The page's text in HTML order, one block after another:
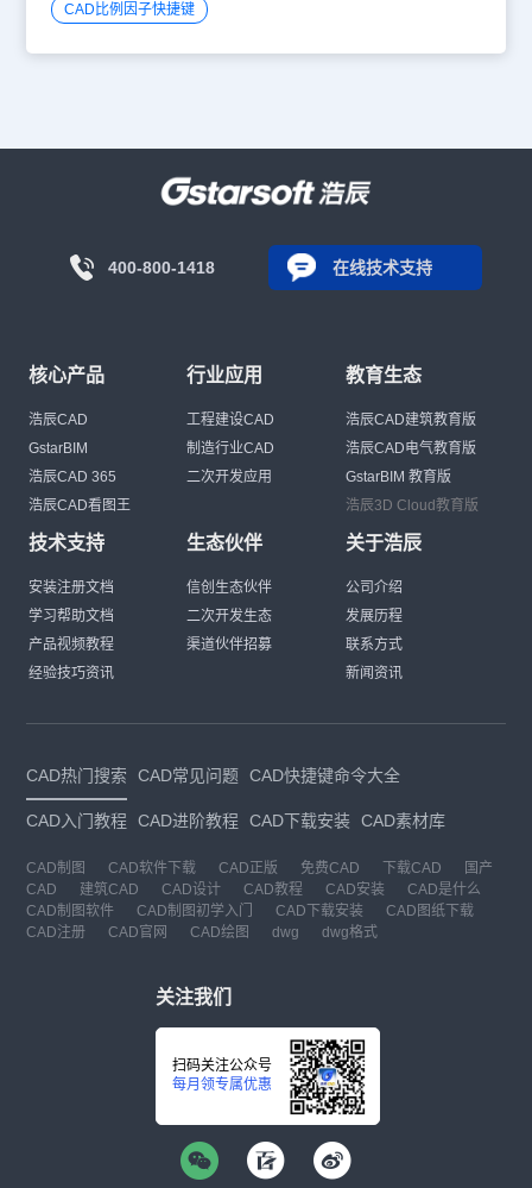
CAD比例因子快捷键
400-800-1418 在线技术支持
核心产品
浩辰CAD
GstarBIM
浩辰CAD 365
浩辰CAD看图王
行业应用
工程建设CAD
制造行业CAD
二次开发应用
教育生态
浩辰CAD建筑教育版
浩辰CAD电气教育版
GstarBIM 教育版
浩辰3D Cloud教育版
技术支持
安装注册文档
学习帮助文档
产品视频教程
经验技巧资讯
生态伙伴
信创生态伙伴
二次开发生态
渠道伙伴招募
关于浩辰
公司介绍
发展历程
联系方式
新闻资讯
CAD热门搜索 CAD常见问题 CAD快捷键命令大全
CAD入门教程 CAD进阶教程 CAD下载安装 CAD素材库
CAD制图 CAD软件下载 CAD正版 免费CAD 下载CAD
国产
CAD
建筑CAD CAD设计 CAD教程 CAD安装
CAD是什么
CAD制图软件
CAD制图初学入门 CAD下载安装
CAD图纸下载
CAD注册
CAD官网 CAD绘图 dwg dwg格式
关注我们
扫码关注公众号
每月领专属优惠